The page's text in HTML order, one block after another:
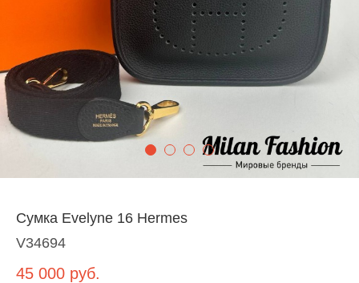
Сумка Evelyne 16 Hermes
V34694
45 000 руб.